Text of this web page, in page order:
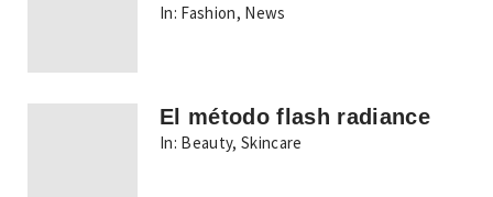
In: Fashion, News
El método flash radiance
In: Beauty,Skincare